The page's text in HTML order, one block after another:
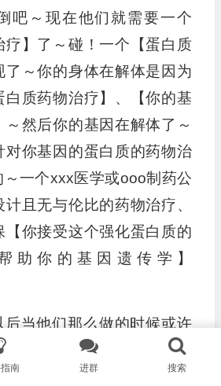
吧～现在他们就需要一个
疗】了～碰！一个【蛋白质
了～你的身体在解体是因为
白质药物治疗】、【你的基
～然后你的基因在解体了～
对你基因的蛋白质的药物治
一个xxx医学或ooo制药公
且无与伦比的药物治疗、
【你接受这个强化蛋白质的
助你的基因遗传学】
后当他们那么做的时候或许
～也或许他们在我还在这里
做了！但～他们一定会那么
南 进群 搜索